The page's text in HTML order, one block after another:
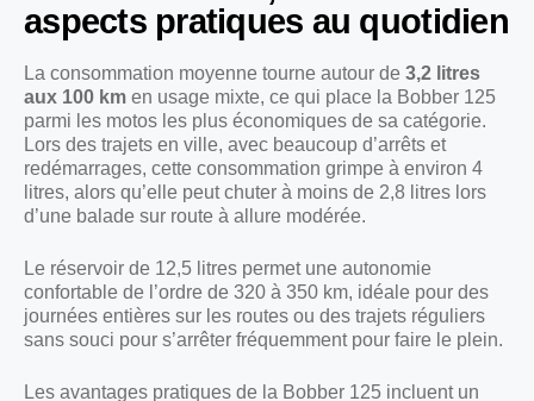
aspects pratiques au quotidien
La consommation moyenne tourne autour de 3,2 litres
aux 100 km en usage mixte, ce qui place la Bobber 125
parmi les motos les plus économiques de sa catégorie.
Lors des trajets en ville, avec beaucoup d’arrêts et
redémarrages, cette consommation grimpe à environ 4
litres, alors qu’elle peut chuter à moins de 2,8 litres lors
d’une balade sur route à allure modérée.
Le réservoir de 12,5 litres permet une autonomie
confortable de l’ordre de 320 à 350 km, idéale pour des
journées entières sur les routes ou des trajets réguliers
sans souci pour s’arrêter fréquemment pour faire le plein.
Les avantages pratiques de la Bobber 125 incluent un